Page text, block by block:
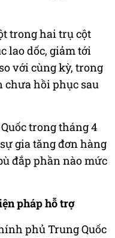
trong hai trụ cột
lao dốc, giảm tới
với cùng kỳ, trong
chưa hồi phục sau
trong tháng 4
gia tăng đơn hàng
đắp phần nào mức
pháp hỗ trợ
phủ Trung Quốc